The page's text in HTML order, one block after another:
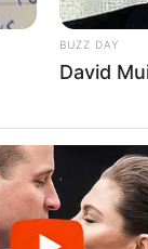
paga. Ditën e
deri në
BUZZ DAY
David